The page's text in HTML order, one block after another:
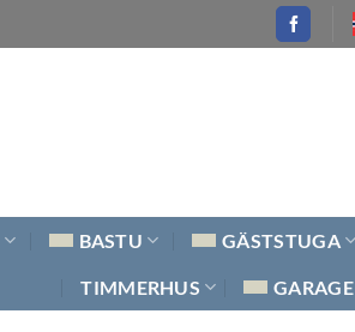
BASTU GÄSTSTUGA
TIMMERHUS GARAGE